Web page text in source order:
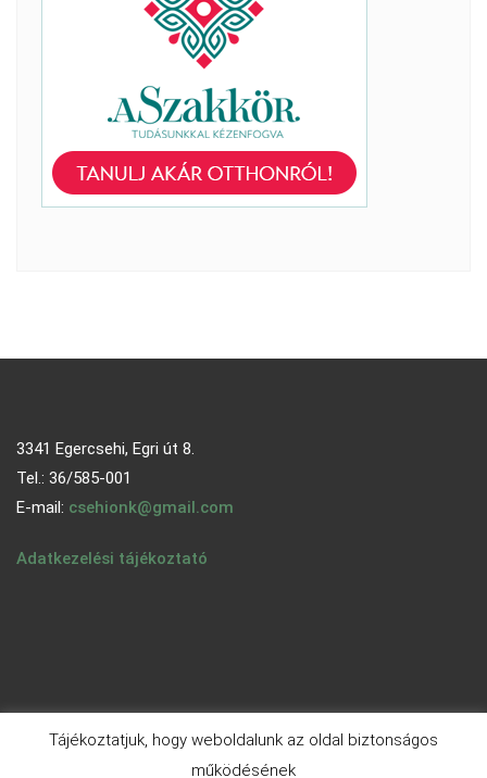
3341 Egercsehi, Egri út 8.
Tel.: 36/585-001
E-mail: csehionk@gmail.com
Adatkezelési tájékoztató
Tájékoztatjuk, hogy weboldalunk az oldal biztonságos
működésének